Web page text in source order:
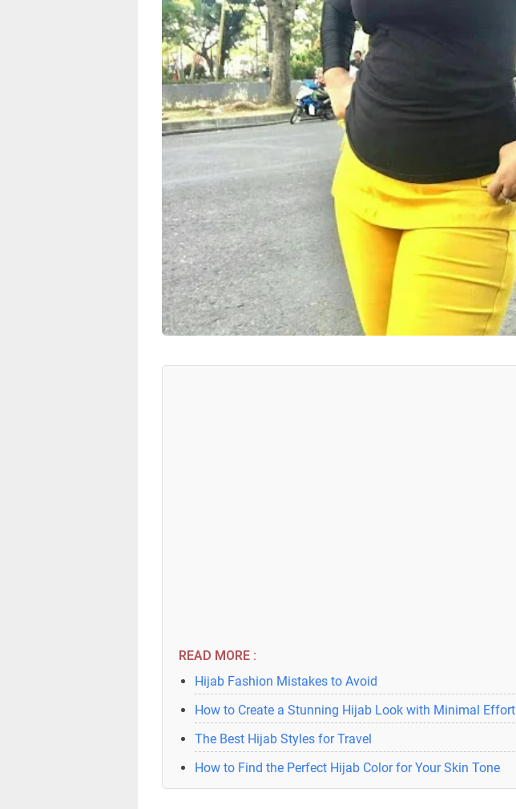
READ MORE :
Hijab Fashion Mistakes to Avoid
How to Create a Stunning Hijab Look with Minimal Effort
The Best Hijab Styles for Travel
How to Find the Perfect Hijab Color for Your Skin Tone